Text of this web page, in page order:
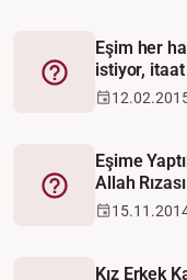
Fetva
Eşim her
istiyor,
Fetva
Eşime
Allah
Kız Erkek